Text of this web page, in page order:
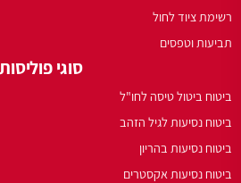
רשימת ציוד לחול
תביעות וטפסים
סוגי פוליסות
ביטוח ביטול טיסה לחו"ל
ביטוח נסיעות לגיל הזהב
ביטוח נסיעות בהריון
ביטוח נסיעות אקסטרים